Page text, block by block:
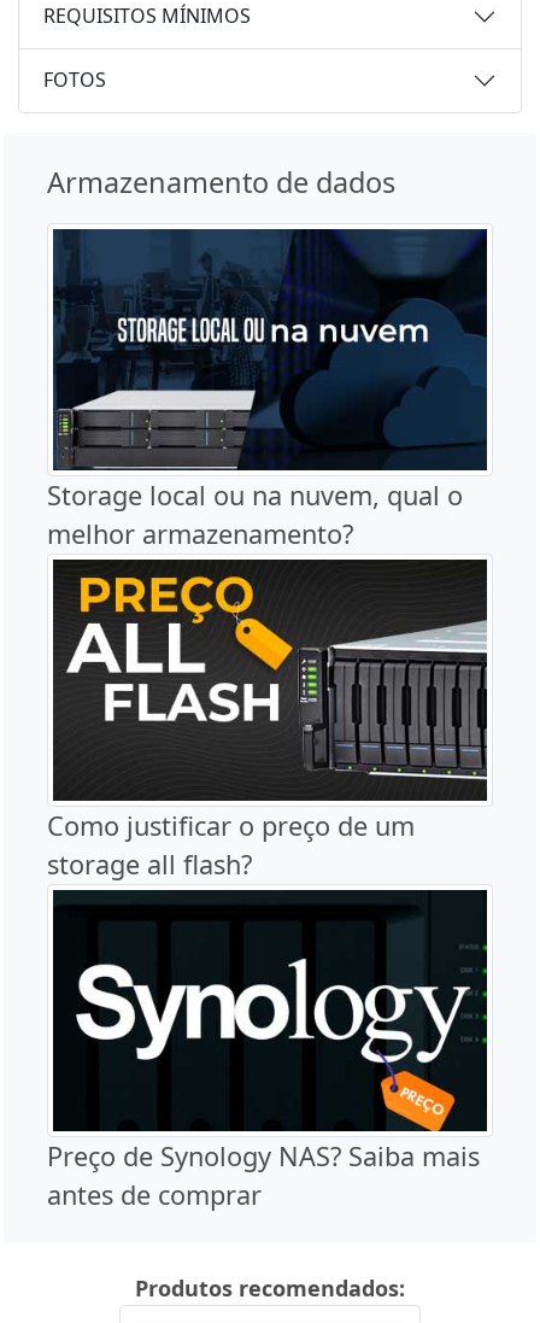
REQUISITOS MÍNIMOS
FOTOS
Armazenamento de dados
Storage local ou na nuvem, qual o
melhor armazenamento?
Como justificar o preço de um
storage all flash?
Preço de Synology NAS? Saiba mais
antes de comprar
Produtos recomendados: